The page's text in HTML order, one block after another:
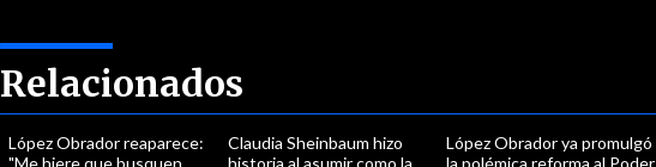
Relacionados
López Obrador reaparece:
"Me hiere que busquen
Claudia Sheinbaum hizo
historia al asumir como la
López Obrador ya promulgó
la polémica reforma al Poder